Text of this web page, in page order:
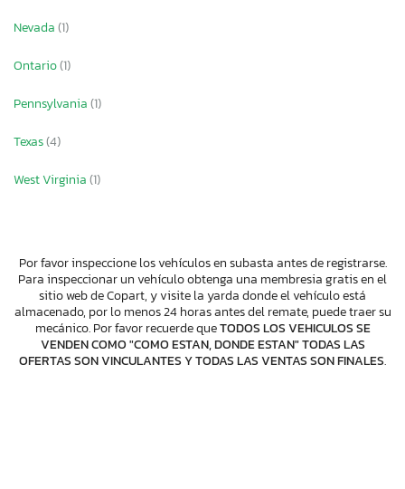
Nevada(1)
Ontario(1)
Pennsylvania(1)
Texas(4)
West Virginia(1)
Por favor inspeccione los vehículos en subasta antes de registrarse.
Para inspeccionar un vehículo obtenga una membresia gratis en el
sitio web de Copart, y visite la yarda donde el vehículo está
almacenado, por lo menos 24 horas antes del remate, puede traer su
mecánico. Por favor recuerde queTODOS LOS VEHICULOS SE
VENDEN COMO "COMO ESTAN, DONDE ESTAN" TODAS LAS
OFERTAS SON VINCULANTES Y TODAS LAS VENTAS SON FINALES.